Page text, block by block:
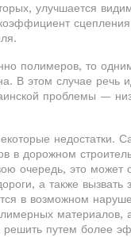
улучшается
полимеров, то
В этом случае речь
проблемы —
недостатки.
в дорожном
очередь, это может
а также
в возможном
материалов,
путем более